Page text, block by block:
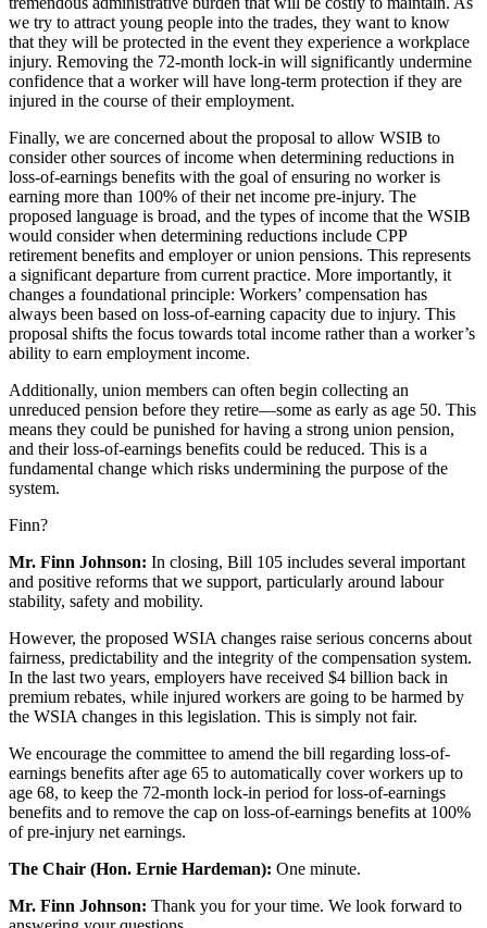
we try to attract young people into the trades, they want to know
that they will be protected in the event they experience a workplace
injury. Removing the 72-month lock-in will significantly undermine
confidence that a worker will have long-term protection if they are
injured in the course of their employment.
Finally, we are concerned about the proposal to allow WSIB to
consider other sources of income when determining reductions in
loss-of-earnings benefits with the goal of ensuring no worker is
earning more than 100% of their net income pre-injury. The
proposed language is broad, and the types of income that the WSIB
would consider when determining reductions include CPP
retirement benefits and employer or union pensions. This represents
a significant departure from current practice. More importantly, it
changes a foundational principle: Workers’ compensation has
always been based on loss-of-earning capacity due to injury. This
proposal shifts the focus towards total income rather than a worker’s
ability to earn employment income.
Additionally, union members can often begin collecting an
unreduced pension before they retire—some as early as age 50. This
means they could be punished for having a strong union pension,
and their loss-of-earnings benefits could be reduced. This is a
fundamental change which risks undermining the purpose of the
system.
Finn?
Mr. Finn Johnson: In closing, Bill 105 includes several important
and positive reforms that we support, particularly around labour
stability, safety and mobility.
However, the proposed WSIA changes raise serious concerns about
fairness, predictability and the integrity of the compensation system.
In the last two years, employers have received $4 billion back in
premium rebates, while injured workers are going to be harmed by
the WSIA changes in this legislation. This is simply not fair.
We encourage the committee to amend the bill regarding loss-of-
earnings benefits after age 65 to automatically cover workers up to
age 68, to keep the 72-month lock-in period for loss-of-earnings
benefits and to remove the cap on loss-of-earnings benefits at 100%
of pre-injury net earnings.
The Chair (Hon. Ernie Hardeman): One minute.
Mr. Finn Johnson: Thank you for your time. We look forward to